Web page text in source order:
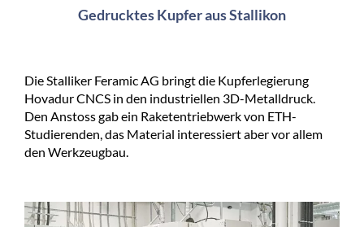
Gedrucktes Kupfer aus Stallikon
Die Stalliker Feramic AG bringt die Kupferlegierung
Hovadur CNCS in den industriellen 3D-Metalldruck.
Den Anstoss gab ein Raketentriebwerk von ETH-
Studierenden, das Material interessiert aber vor allem
den Werkzeugbau.